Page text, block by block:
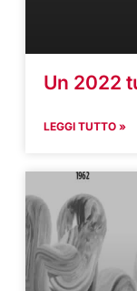
Un 2022
LEGGI TUTTO »